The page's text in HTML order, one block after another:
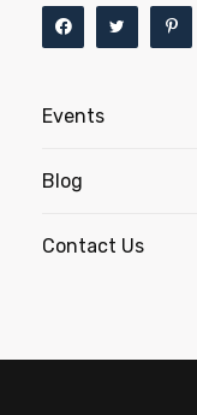
Events
Blog
Contact Us